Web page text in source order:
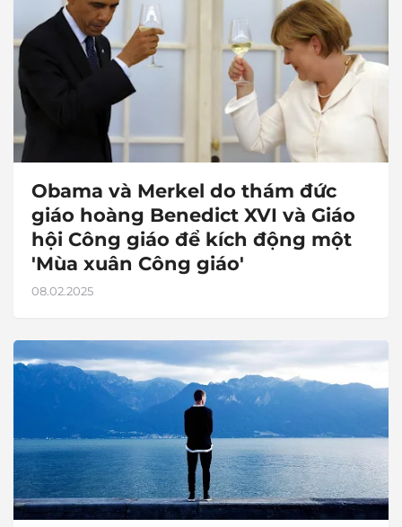
Obama và Merkel do thám đức
giáo hoàng Benedict XVI và Giáo
hội Công giáo để kích động một
'Mùa xuân Công giáo'
08.02.2025